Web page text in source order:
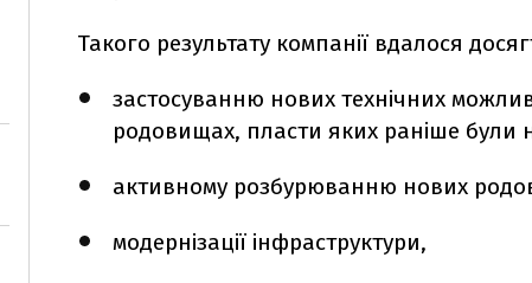
Такого результату компанії вдалося
застосуванню нових технічних
родовищах, пласти яких раніше були
активному розбурюванню нових
модернізації інфраструктури,